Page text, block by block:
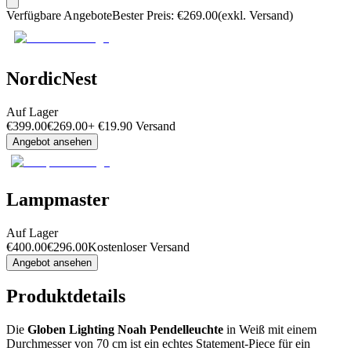
Verfügbare AngeboteBester Preis: €269.00(exkl. Versand)
NordicNest
Auf Lager
€399.00€269.00+ €19.90 Versand
Angebot ansehen
Lampmaster
Auf Lager
€400.00€296.00Kostenloser Versand
Angebot ansehen
Produktdetails
Die Globen Lighting Noah Pendelleuchte in Weiß mit einem
Durchmesser von 70 cm ist ein echtes Statement-Piece für ein